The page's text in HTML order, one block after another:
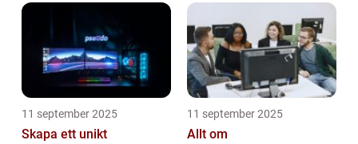
11 september 2025
Skapa ett unikt
11 september 2025
Allt om